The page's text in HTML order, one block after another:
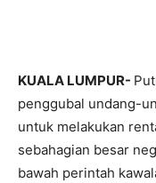
KUALA LUMPUR-
penggubal undang-
untuk melakukan
sebahagian besar
bawah perintah